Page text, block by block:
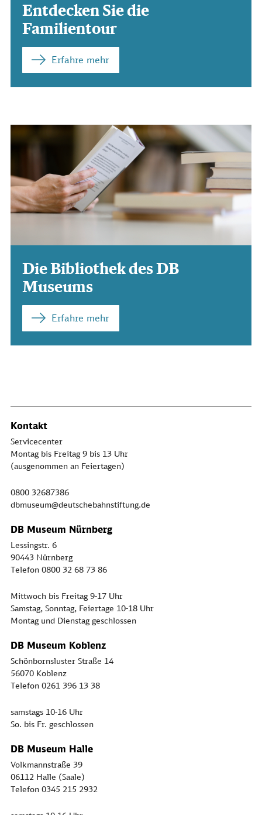
Entdecken Sie die
Familientour
Erfahre mehr
Die Bibliothek des DB
Museums
Erfahre mehr
Kontakt
Servicecenter
Montag bis Freitag 9 bis 13 Uhr
(ausgenommen an Feiertagen)
0800 32687386
dbmuseum@deutschebahnstiftung.de
DB Museum Nürnberg
Lessingstr. 6
90443 Nürnberg
Telefon 0800 32 68 73 86
Mittwoch bis Freitag 9-17 Uhr
Samstag, Sonntag, Feiertage 10-18 Uhr
Montag und Dienstag geschlossen
DB Museum Koblenz
Schönbornsluster Straße 14
56070 Koblenz
Telefon 0261 396 13 38
samstags 10-16 Uhr
So. bis Fr. geschlossen
DB Museum Halle
Volkmannstraße 39
06112 Halle (Saale)
Telefon 0345 215 2932